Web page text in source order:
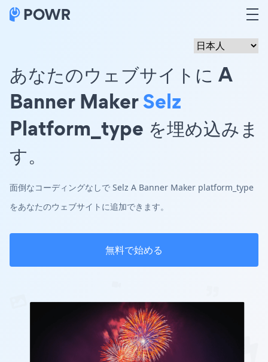
あなたのウェブサイトに A
Banner MakerSelz
Platform_type を埋め込みま
す。
面倒なコーディングなしで Selz A Banner Maker platform_type
をあなたのウェブサイトに追加できます。
無料で始める